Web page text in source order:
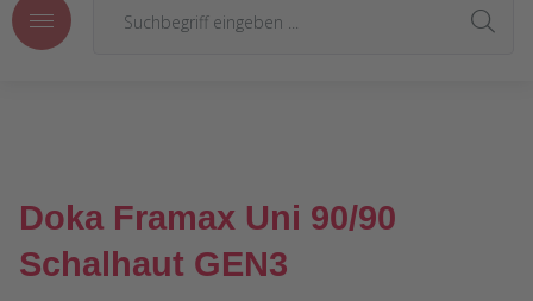
Doka Framax Uni 90/90
Schalhaut GEN3